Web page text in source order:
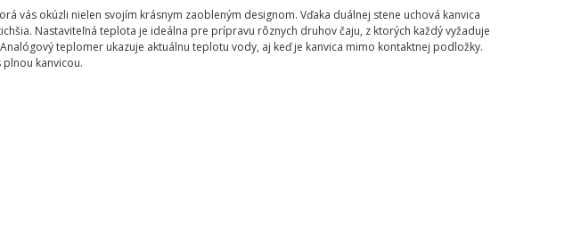
vás okúzli nielen svojím krásnym zaobleným designom. Vďaka duálnej stene uchová kanvica
Nastaviteľná teplota je ideálna pre prípravu rôznych druhov čaju, z ktorých každý vyžaduje
teplomer ukazuje aktuálnu teplotu vody, aj keď je kanvica mimo kontaktnej podložky.
kanvicou.